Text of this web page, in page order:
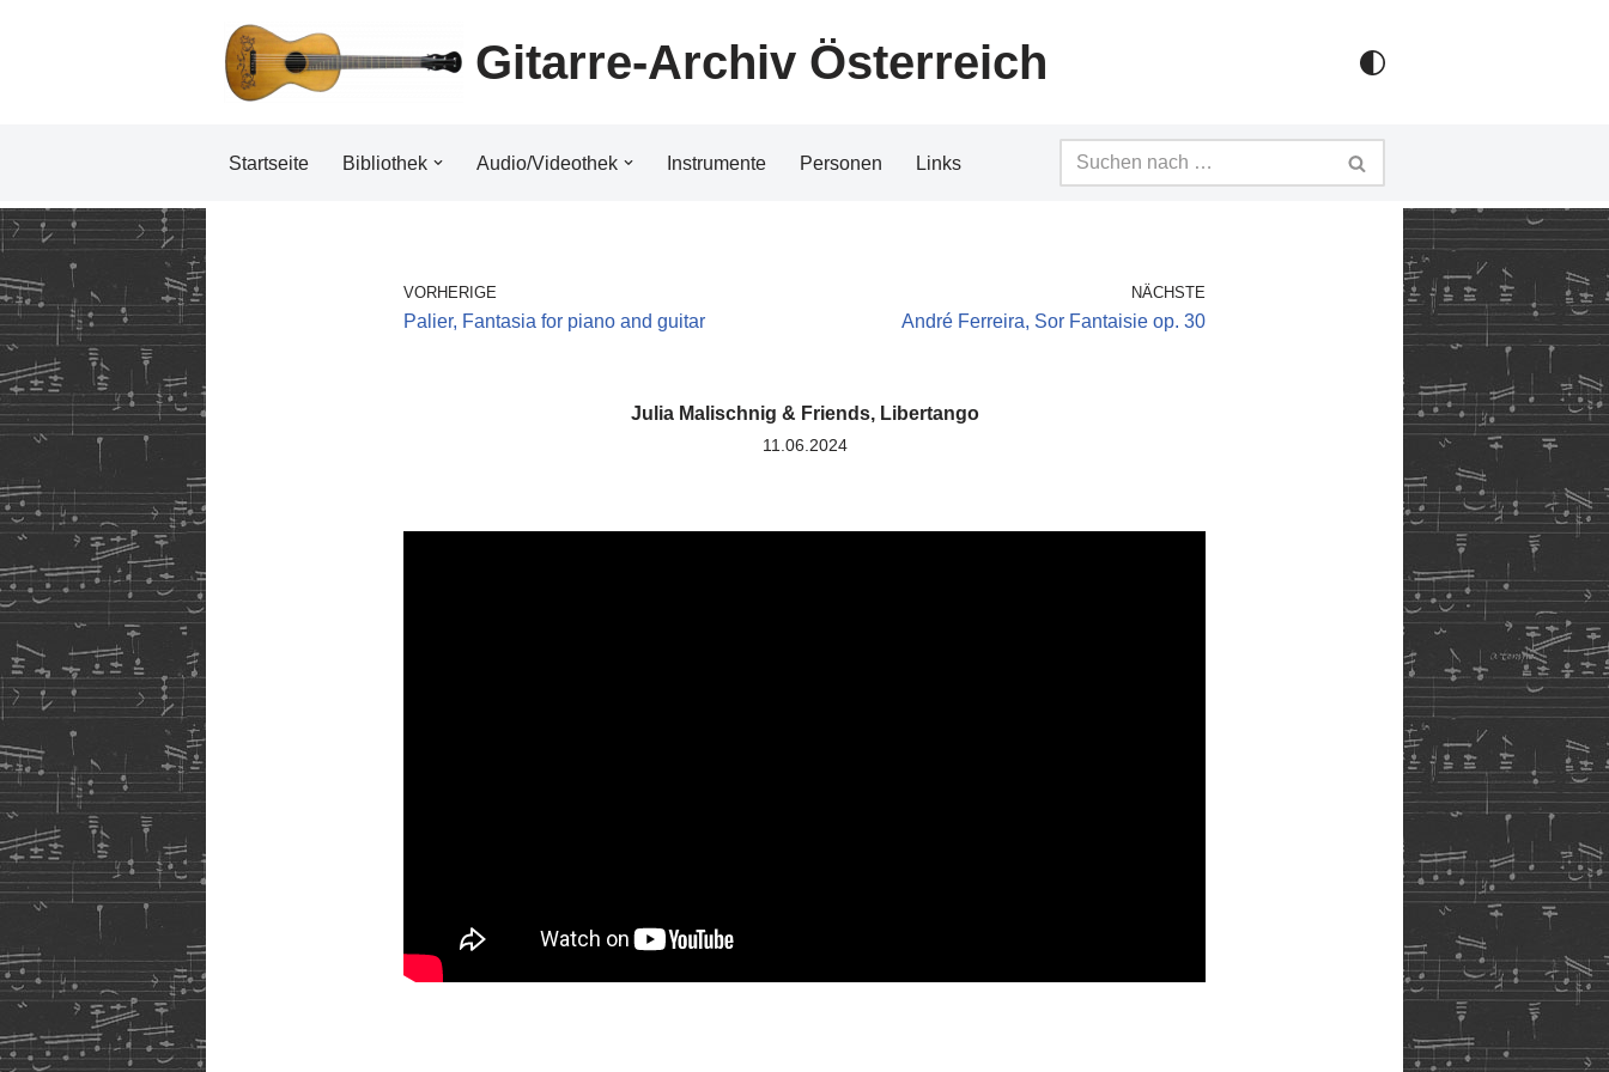
Gitarre-Archiv Österreich
Startseite Bibliothek Audio/Videothek Instrumente Personen Links
VORHERIGE
Palier, Fantasia for piano and guitar
NÄCHSTE
André Ferreira, Sor Fantaisie op. 30
Julia Malischnig & Friends, Libertango
11.06.2024